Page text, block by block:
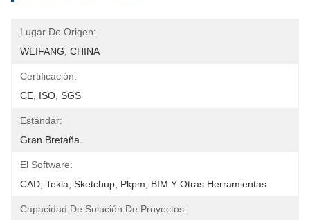
Lugar De Origen:
WEIFANG, CHINA
Certificación:
CE, ISO, SGS
Estándar:
Gran Bretaña
El Software:
CAD, Tekla, Sketchup, Pkpm, BIM Y Otras Herramientas
Capacidad De Solución De Proyectos: